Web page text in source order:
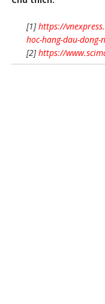
[1]https://
hoc-hang-dau-
[2]https://